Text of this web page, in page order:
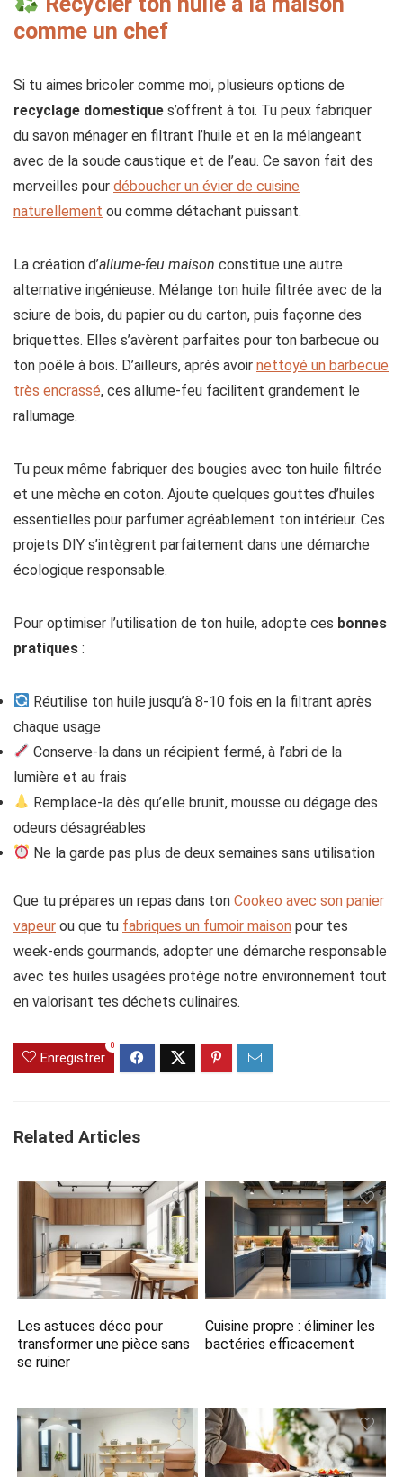
comme un chef
Si tu aimes bricoler comme moi, plusieurs options de
recyclage domestique s’offrent à toi. Tu peux fabriquer
du savon ménager en filtrant l’huile et en la mélangeant
avec de la soude caustique et de l’eau. Ce savon fait des
merveilles pour déboucher un évier de cuisine
naturellement ou comme détachant puissant.
La création d’allume-feu maison constitue une autre
alternative ingénieuse. Mélange ton huile filtrée avec de la
sciure de bois, du papier ou du carton, puis façonne des
briquettes. Elles s’avèrent parfaites pour ton barbecue ou
ton poêle à bois. D’ailleurs, après avoir nettoyé un barbecue
très encrassé, ces allume-feu facilitent grandement le
rallumage.
Tu peux même fabriquer des bougies avec ton huile filtrée
et une mèche en coton. Ajoute quelques gouttes d’huiles
essentielles pour parfumer agréablement ton intérieur. Ces
projets DIY s’intègrent parfaitement dans une démarche
écologique responsable.
Pour optimiser l’utilisation de ton huile, adopte ces bonnes
pratiques :
Réutilise ton huile jusqu’à 8-10 fois en la filtrant après
chaque usage
Conserve-la dans un récipient fermé, à l’abri de la
lumière et au frais
Remplace-la dès qu’elle brunit, mousse ou dégage des
odeurs désagréables
Ne la garde pas plus de deux semaines sans utilisation
Que tu prépares un repas dans ton Cookeo avec son panier
vapeur ou que tu fabriques un fumoir maison pour tes
week-ends gourmands, adopter une démarche responsable
avec tes huiles usagées protège notre environnement tout
en valorisant tes déchets culinaires.
Enregistrer
0
Related Articles
Les astuces déco pour
transformer une pièce sans
se ruiner
Cuisine propre : éliminer les
bactéries efficacement